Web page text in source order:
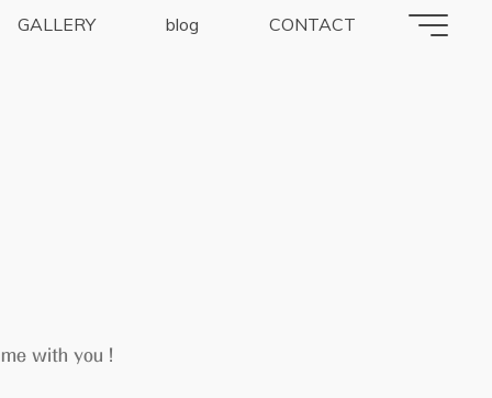
GALLERY blog CONTACT
with you !